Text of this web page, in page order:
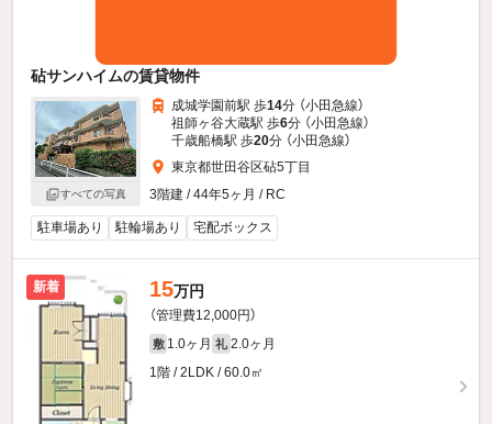
砧サンハイムの賃貸物件
すべての写真
成城学園前駅 歩14分 （小田急線）
祖師ヶ谷大蔵駅 歩6分 （小田急線）
千歳船橋駅 歩20分 （小田急線）
東京都世田谷区砧5丁目
3階建 / 44年5ヶ月 / RC
駐車場あり 駐輪場あり 宅配ボックス
新着 15万円
（管理費12,000円）
敷 1.0ヶ月 礼 2.0ヶ月
1階 / 2LDK / 60.0㎡